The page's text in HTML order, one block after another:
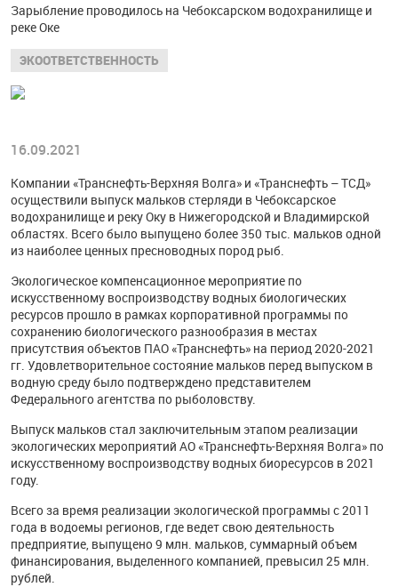
Зарыбление проводилось на Чебоксарском водохранилище и
реке Оке
ЭКООТВЕТСТВЕННОСТЬ
16.09.2021
Компании «Транснефть-Верхняя Волга» и «Транснефть – ТСД»
осуществили выпуск мальков стерляди в Чебоксарское
водохранилище и реку Оку в Нижегородской и Владимирской
областях. Всего было выпущено более 350 тыс. мальков одной
из наиболее ценных пресноводных пород рыб.
Экологическое компенсационное мероприятие по
искусственному воспроизводству водных биологических
ресурсов прошло в рамках корпоративной программы по
сохранению биологического разнообразия в местах
присутствия объектов ПАО «Транснефть» на период 2020-2021
гг. Удовлетворительное состояние мальков перед выпуском в
водную среду было подтверждено представителем
Федерального агентства по рыболовству.
Выпуск мальков стал заключительным этапом реализации
экологических мероприятий АО «Транснефть-Верхняя Волга» по
искусственному воспроизводству водных биоресурсов в 2021
году.
Всего за время реализации экологической программы с 2011
года в водоемы регионов, где ведет свою деятельность
предприятие, выпущено 9 млн. мальков, суммарный объем
финансирования, выделенного компанией, превысил 25 млн.
рублей.